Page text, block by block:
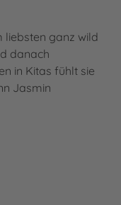
liebsten ganz wild
danach
in Kitas fühlt sie
Jasmin